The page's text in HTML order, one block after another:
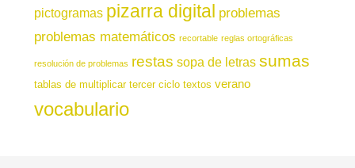
pictogramas pizarra digital problemas
problemas matemáticos recortable reglas ortográficas
resolución de problemas restas sopa de letras sumas
tablas de multiplicar tercer ciclo textos verano
vocabulario